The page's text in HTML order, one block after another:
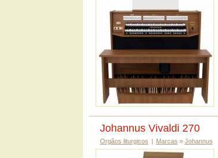
Johannus Vivaldi 270
Orgãos liturgicos | Marcas » Johannus